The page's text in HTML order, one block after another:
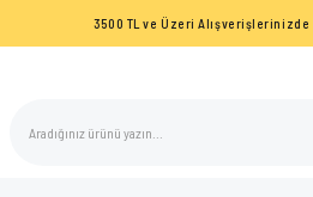
3500 TL ve Üzeri Alışverişlerinizde